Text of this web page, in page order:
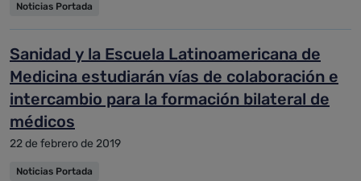
Noticias Portada
Sanidad y la Escuela Latinoamericana de
Medicina estudiarán vías de colaboración e
intercambio para la formación bilateral de
médicos
22 de febrero de 2019
Noticias Portada